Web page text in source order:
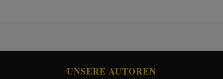
UNSERE AUTOREN